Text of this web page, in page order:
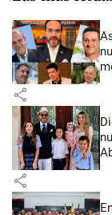
share
share